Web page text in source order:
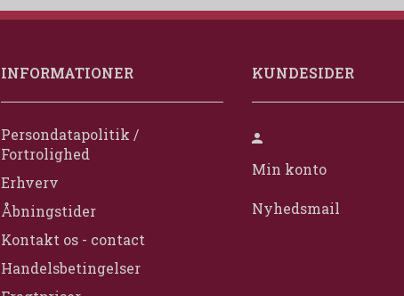
INFORMATIONER
Persondatapolitik /
Fortrolighed
Erhverv
Åbningstider
Kontakt os - contact
Handelsbetingelser
KUNDESIDER
Min konto
Nyhedsmail